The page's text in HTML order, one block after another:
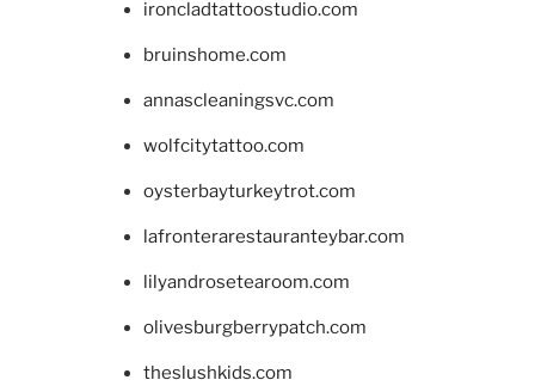
ironcladtattoostudio.com
bruinshome.com
annascleaningsvc.com
wolfcitytattoo.com
oysterbayturkeytrot.com
lafronterarestauranteybar.com
lilyandrosetearoom.com
olivesburgberrypatch.com
theslushkids.com